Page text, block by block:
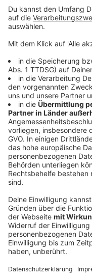
Die SPD übt
die wegen des Iran-
Sprecher des
Erhöhungen als
Anzeige
Tipps zum
Anzeige
Hier sind aktuelle
Sparen beim Tanken
Günstigste
sind die Preise
idealerweise
zwischen 20:00
einer 50-Liter-
betragen.